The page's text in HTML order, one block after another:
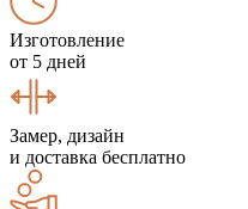
Изготовление
от 5 дней
Замер, дизайн
и доставка бесплатно